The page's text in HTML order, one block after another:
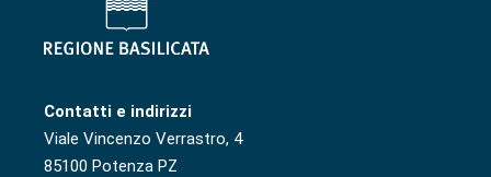
Contatti e indirizzi
Viale Vincenzo Verrastro, 4
85100 Potenza PZ